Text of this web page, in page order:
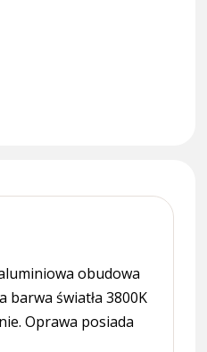
obudowa
światła 3800K
Oprawa posiada